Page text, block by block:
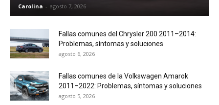
Carolina - agosto 7, 2026
Fallas comunes del Chrysler 200 2011–2014:
Problemas, síntomas y soluciones
agosto 6, 2026
Fallas comunes de la Volkswagen Amarok
2011–2022: Problemas, síntomas y soluciones
agosto 5, 2026